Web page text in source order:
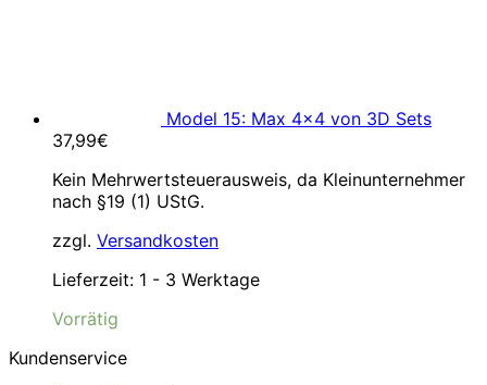
Model 15: Max 4×4 von 3D Sets
37,99€
Kein Mehrwertsteuerausweis, da Kleinunternehmer
nach §19 (1) UStG.
zzgl. Versandkosten
Lieferzeit: 1 - 3 Werktage
Vorrätig
Kundenservice